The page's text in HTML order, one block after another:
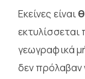
Εκείνες είναι
εκτυλίσσεται
γεωγραφικά
δεν πρόλαβαν